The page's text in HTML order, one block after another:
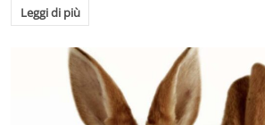
Leggi di più